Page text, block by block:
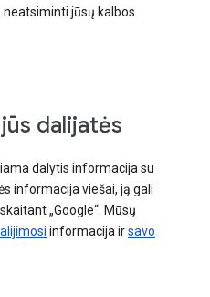
jūsų kalbos
dalijatės
dalytis informacija su
informacija viešai, ją gali
„Google“. Mūsų
informacija irsavo